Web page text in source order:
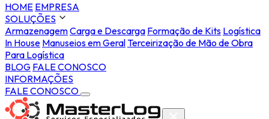
HOME EMPRESA
SOLUÇÕES
ArmazenagemCarga e Descarga Formação de Kits Logística
In House Manuseios em GeralTerceirização de Mão de Obra
Para Logística
BLOG FALE CONOSCO
INFORMAÇÕES
FALE CONOSCO